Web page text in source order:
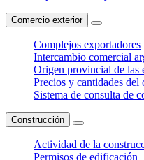
Comercio exterior
Complejos exportadores
Intercambio comercial
Origen provincial de las
Precios y cantidades
Sistema de consulta de
Construcción
Actividad de la
Permisos de edificación